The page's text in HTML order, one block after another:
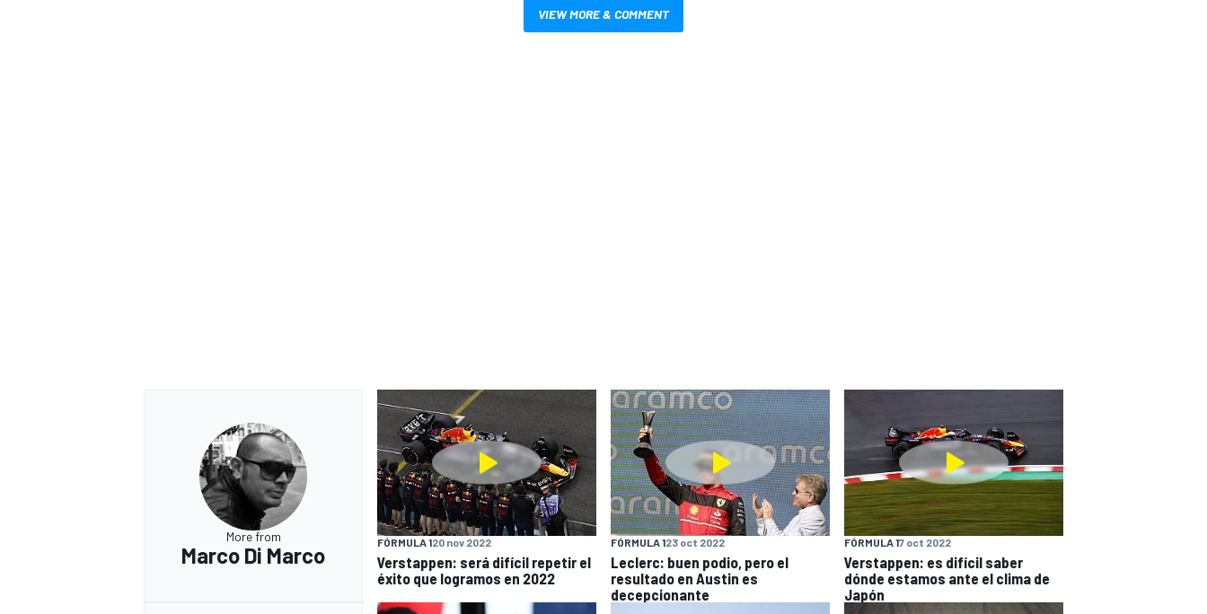
VIEW MORE & COMMENT
More from
Marco Di Marco
FÓRMULA 120 nov 2022
Verstappen: será difícil repetir el
éxito que logramos en 2022
FÓRMULA 123 oct 2022
Leclerc: buen podio, pero el
resultado en Austin es
decepcionante
FÓRMULA 17 oct 2022
Verstappen: es difícil saber
dónde estamos ante el clima de
Japón